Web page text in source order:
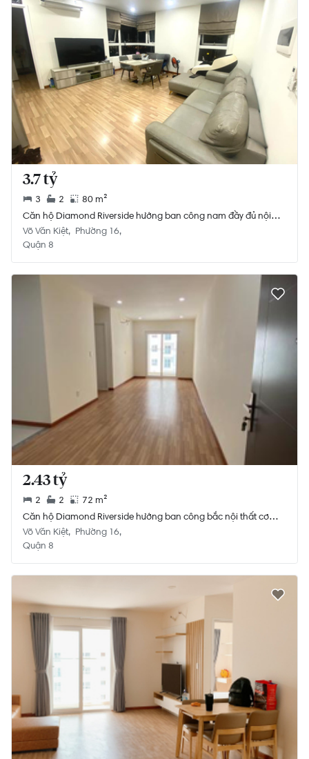
3.7 tỷ
3 2
80 m²
Căn hộ Diamond Riverside hướng ban công nam đầy đủ nội
thất diện tích 80m²
Võ Văn Kiệt
Phường 16
Quận 8
2.43 tỷ
2 2
72 m²
Căn hộ Diamond Riverside hướng ban công bắc nội thất cơ
bản diện tích 72m²
Võ Văn Kiệt
Phường 16
Quận 8